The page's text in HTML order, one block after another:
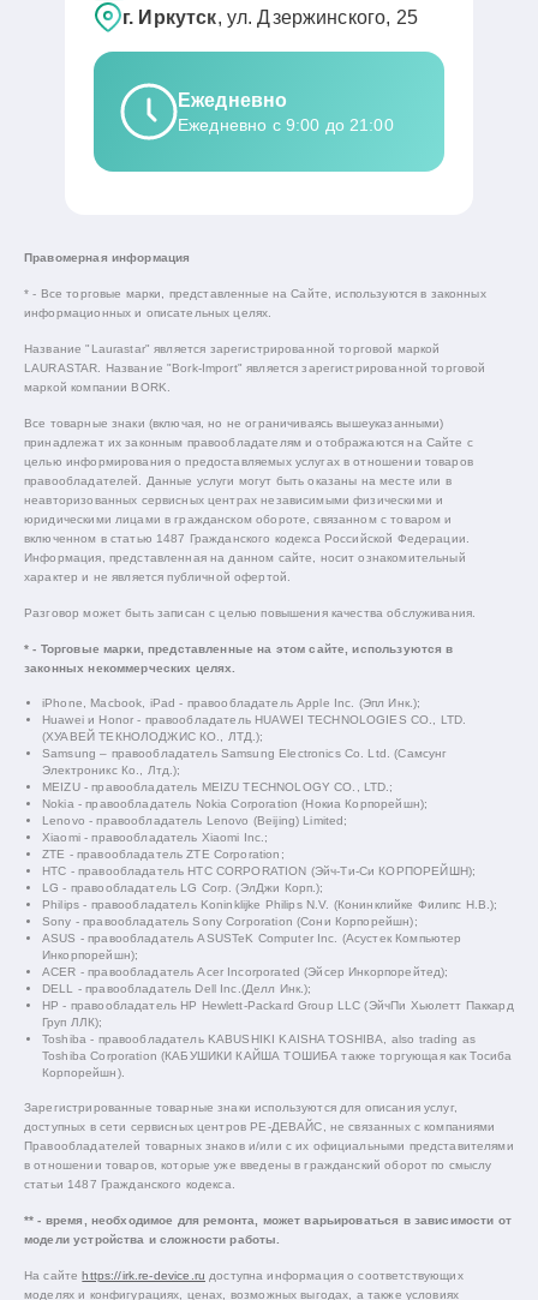
г. Иркутск, ул. Дзержинского, 25
Ежедневно
Ежедневно с 9:00 до 21:00
Правомерная информация
* - Все торговые марки, представленные на Сайте, используются в законных
информационных и описательных целях.
Название "Laurastar" является зарегистрированной торговой маркой
LAURASTAR. Название "Bork-Import" является зарегистрированной торговой
маркой компании BORK.
Все товарные знаки (включая, но не ограничиваясь вышеуказанными)
принадлежат их законным правообладателям и отображаются на Сайте с
целью информирования о предоставляемых услугах в отношении товаров
правообладателей. Данные услуги могут быть оказаны на месте или в
неавторизованных сервисных центрах независимыми физическими и
юридическими лицами в гражданском обороте, связанном с товаром и
включенном в статью 1487 Гражданского кодекса Российской Федерации.
Информация, представленная на данном сайте, носит ознакомительный
характер и не является публичной офертой.
Разговор может быть записан с целью повышения качества обслуживания.
* - Торговые марки, представленные на этом сайте, используются в
законных некоммерческих целях.
iPhone, Macbook, iPad - правообладатель Apple Inc. (Эпл Инк.);
Huawei и Honor - правообладатель HUAWEI TECHNOLOGIES CO., LTD.
(ХУАВЕЙ ТЕКНОЛОДЖИС КО., ЛТД.);
Samsung – правообладатель Samsung Electronics Co. Ltd. (Самсунг
Электроникс Ко., Лтд.);
MEIZU - правообладатель MEIZU TECHNOLOGY CO., LTD.;
Nokia - правообладатель Nokia Corporation (Нокиа Корпорейшн);
Lenovo - правообладатель Lenovo (Beijing) Limited;
Xiaomi - правообладатель Xiaomi Inc.;
ZTE - правообладатель ZTE Corporation;
HTC - правообладатель HTC CORPORATION (Эйч-Ти-Си КОРПОРЕЙШН);
LG - правообладатель LG Corp. (ЭлДжи Корп.);
Philips - правообладатель Koninklijke Philips N.V. (Конинклийке Филипс Н.В.);
Sony - правообладатель Sony Corporation (Сони Корпорейшн);
ASUS - правообладатель ASUSTeK Computer Inc. (Асустек Компьютер
Инкорпорейшн);
ACER - правообладатель Acer Incorporated (Эйсер Инкорпорейтед);
DELL - правообладатель Dell Inc.(Делл Инк.);
HP - правообладатель HP Hewlett-Packard Group LLC (ЭйчПи Хьюлетт Паккард
Груп ЛЛК);
Toshiba - правообладатель KABUSHIKI KAISHA TOSHIBA, also trading as
Toshiba Corporation (КАБУШИКИ КАЙША ТОШИБА также торгующая как Тосиба
Корпорейшн).
Зарегистрированные товарные знаки используются для описания услуг,
доступных в сети сервисных центров РЕ-ДЕВАЙС, не связанных с компаниями
Правообладателей товарных знаков и/или с их официальными представителями
в отношении товаров, которые уже введены в гражданский оборот по смыслу
статьи 1487 Гражданского кодекса.
** - время, необходимое для ремонта, может варьироваться в зависимости от
модели устройства и сложности работы.
На сайтеhttps://irk.re-device.ru доступна информация о соответствующих
моделях и конфигурациях, ценах, возможных выгодах, а также условиях